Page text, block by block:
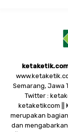
Semarang, Jawa
Twitter :
ketaketikcom ||
merupakan
dan